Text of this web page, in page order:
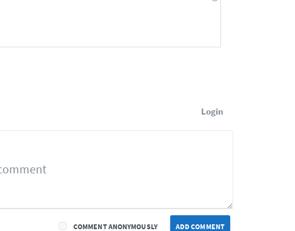
Login
ADD COMMENT
COMMENT ANONYMOUSLY